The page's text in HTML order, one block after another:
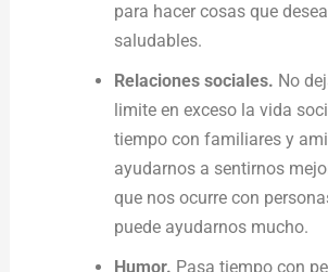
para hacer cosas que
saludables.
Relaciones sociales. No
limite en exceso la vida
tiempo con familiares y
ayudarnos a sentirnos
que nos ocurre con
puede ayudarnos mucho.
Humor. Pasa tiempo con